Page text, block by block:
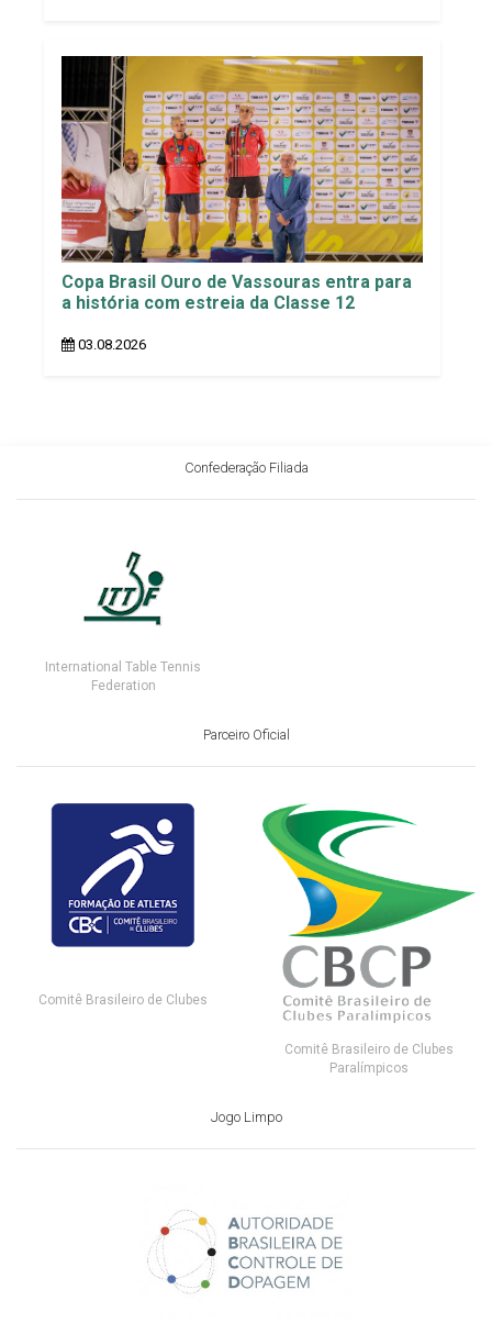
Copa Brasil Ouro de Vassouras entra para
a história com estreia da Classe 12
03.08.2026
Confederação Filiada
International Table Tennis
Federation
Parceiro Oficial
Comitê Brasileiro de Clubes
Comitê Brasileiro de Clubes
Paralímpicos
Jogo Limpo